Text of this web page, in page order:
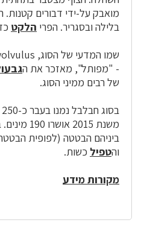
מואבק על-ידי דבורים קטנות.
בלילה ובסגריר. הפרי הלקט
- "מפותל", מאזכר את ה
של רבים ממיני הסוג.
ביניהם הבטטה (לפופית
והטפיל כשות.
מקורות מידע